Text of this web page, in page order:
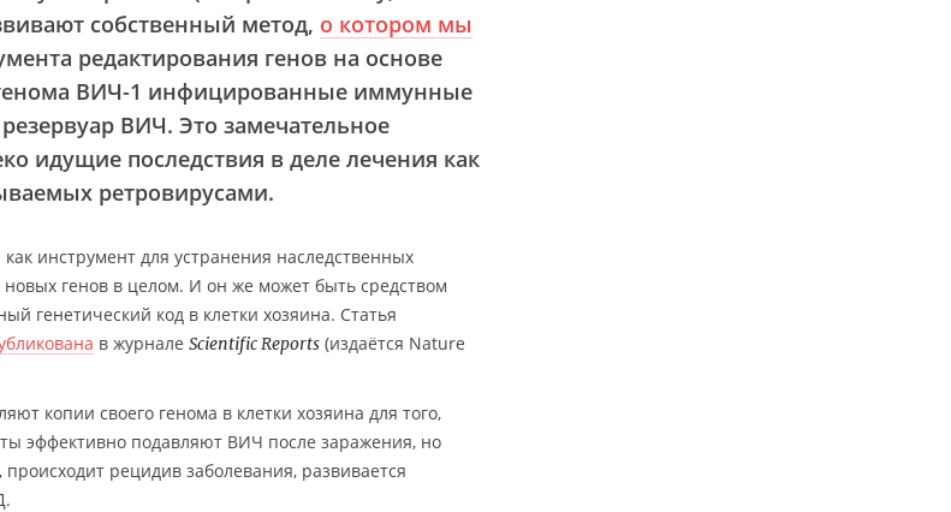
собственный метод, о котором мы
редактирования генов на основе
генома ВИЧ-1 инфицированные иммунные
ВИЧ. Это замечательное
идущие последствия в деле лечения как
ретровирусами.
инструмент для устранения наследственных
генов в целом. И он же может быть средством
генетический код в клетки хозяина. Статья
в журнале Scientific Reports (издаётся Nature
копии своего генома в клетки хозяина для того,
эффективно подавляют ВИЧ после заражения, но
рецидив заболевания, развивается